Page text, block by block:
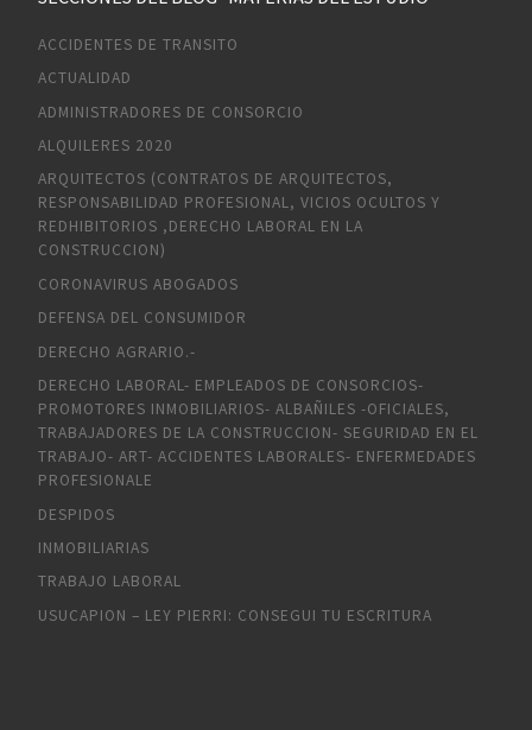
ACCIDENTES DE TRANSITO
ACTUALIDAD
ADMINISTRADORES DE CONSORCIO
ALQUILERES 2020
ARQUITECTOS (CONTRATOS DE ARQUITECTOS,
RESPONSABILIDAD PROFESIONAL, VICIOS OCULTOS Y
REDHIBITORIOS ,DERECHO LABORAL EN LA
CONSTRUCCION)
CORONAVIRUS ABOGADOS
DEFENSA DEL CONSUMIDOR
DERECHO AGRARIO.-
DERECHO LABORAL- EMPLEADOS DE CONSORCIOS-
PROMOTORES INMOBILIARIOS- ALBAÑILES -OFICIALES,
TRABAJADORES DE LA CONSTRUCCION- SEGURIDAD EN EL
TRABAJO- ART- ACCIDENTES LABORALES- ENFERMEDADES
PROFESIONALE
DESPIDOS
INMOBILIARIAS
TRABAJO LABORAL
USUCAPION – LEY PIERRI: CONSEGUI TU ESCRITURA